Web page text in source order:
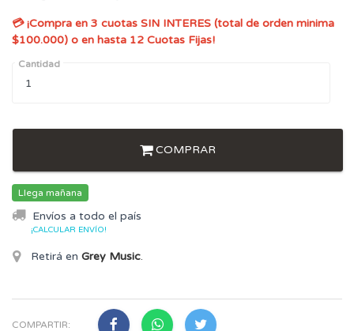
💳 ¡Compra en 3 cuotas SIN INTERES (total de orden minima
$100.000) o en hasta 12 Cuotas Fijas!
Cantidad
COMPRAR
Llega mañana
Envíos a todo el país
¡CALCULAR ENVÍO!
Retirá en Grey Music.
COMPARTIR: